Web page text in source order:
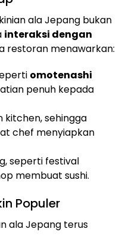
ala Jepang bukan
interaksi dengan
restoran menawarkan:
omotenashi
penuh kepada
kitchen, sehingga
chef menyiapkan
seperti festival
membuat sushi.
Populer
ala Jepang terus